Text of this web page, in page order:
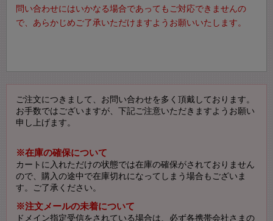
問い合わせにはいかなる場合であってもご対応できませんの
で、あらかじめご了承いただけますようお願いいたします。
ご注文につきまして、お問い合わせを多く頂戴しております。
お手数ではございますが、下記ご注意いただきますようお願い
申し上げます。
※在庫の確保について
カートに入れただけの状態では在庫の確保がされておりません
ので、購入の途中で在庫切れになってしまう場合もございま
す。ご了承ください。
※注文メールの未着について
ドメイン指定受信をされている場合は、必ず各携帯会社さまの